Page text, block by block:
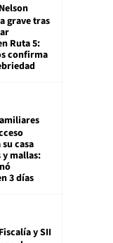
Nelson
grave tras
Ruta 5:
confirma
casa
mallas:
3 días
Fiscalía y SII